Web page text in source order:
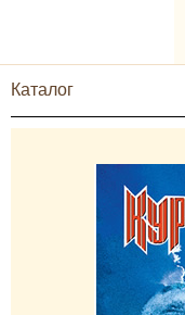
Каталог